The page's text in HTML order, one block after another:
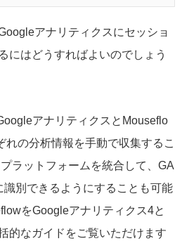
アナリティクスにセッショ
にはどうすればよいのでしょう
アナリティクスとMouseflo
の分析情報を手動で収集するこ
ラットフォームを統合して、GA
別できるようにすることも可能
をGoogleアナリティクス4と
的なガイドをご覧いただけます